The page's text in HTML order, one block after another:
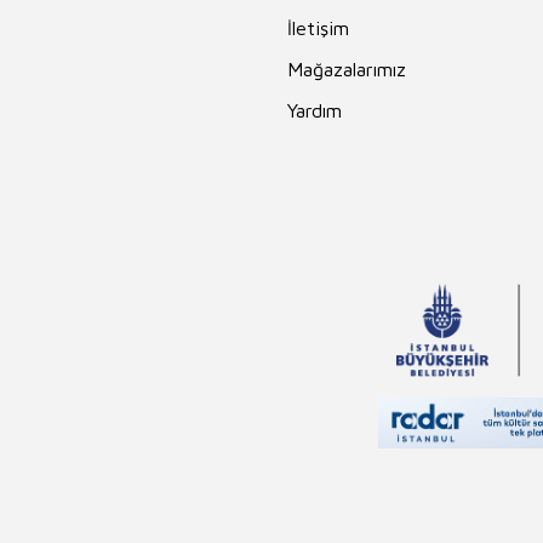
İletişim
Mağazalarımız
Yardım